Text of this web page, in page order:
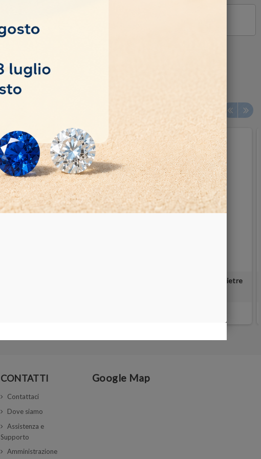
Ossido di alluminio - 500 g per la lucidatura di pietre
CONTATTI
Contattaci
Dove siamo
Assistenza e
Supporto
Amministrazione
Google Map